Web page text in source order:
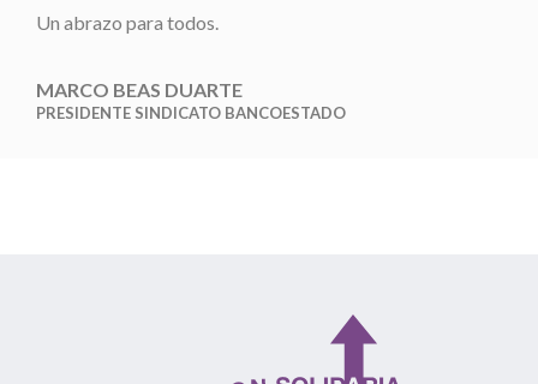
Un abrazo para todos.
MARCO BEAS DUARTE
PRESIDENTE SINDICATO BANCOESTADO